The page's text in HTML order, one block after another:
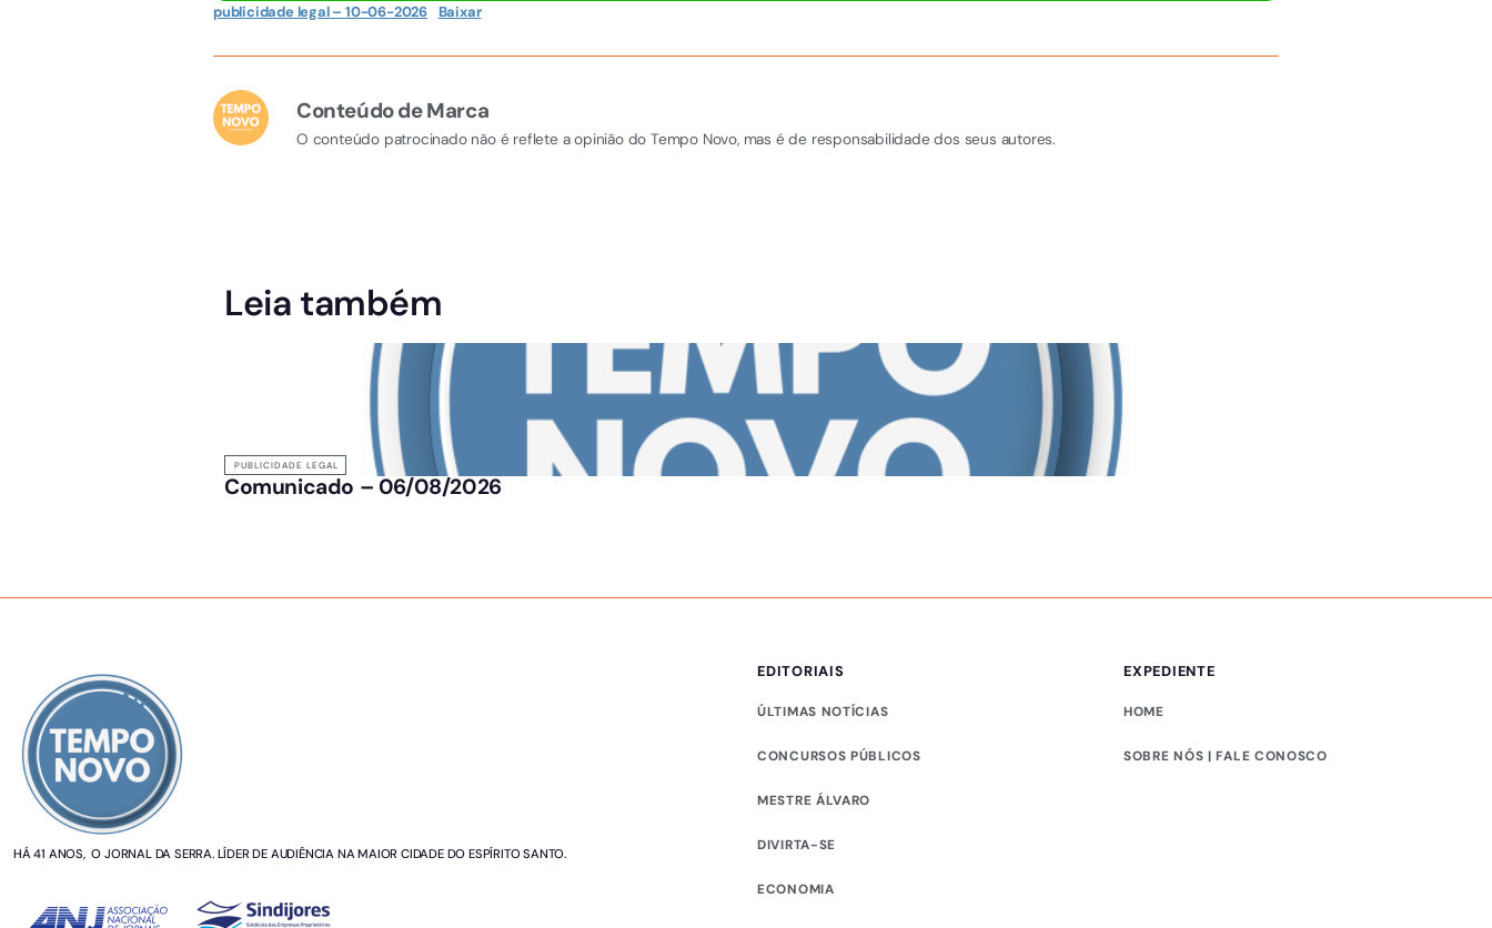
publicidade legal – 10-06-2026 Baixar
Conteúdo de Marca
O conteúdo patrocinado não é reflete a opinião do Tempo Novo, mas é de responsabilidade dos seus autores.
Leia também
PUBLICIDADE LEGAL
Comunicado – 06/08/2026
HÁ 41 ANOS, O JORNAL DA SERRA. LÍDER DE AUDIÊNCIA NA MAIOR CIDADE DO ESPÍRITO SANTO.
EDITORIAIS
ÚLTIMAS NOTÍCIAS
CONCURSOS PÚBLICOS
MESTRE ÁLVARO
DIVIRTA-SE
ECONOMIA
EXPEDIENTE
HOME
SOBRE NÓS | FALE CONOSCO